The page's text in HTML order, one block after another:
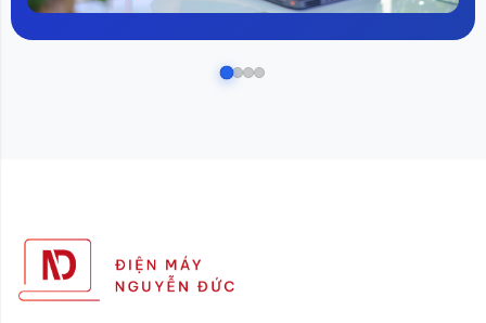
kết hợp với công nghệ AI hiện đại có khả năng phân
tích và điều chỉnh đa chiều từng khung hình, tối ưu hóa
cẩn thận các chi tiết sáng tối của hình ảnh, mang lại trải
giảm thời gian chuyển đổi pixel, cải thiện độ rõ nét của
chuyển động và giảm độ mờ giúp việc xem phim và
chơi game được rõ ràng và mượt mà hơn.